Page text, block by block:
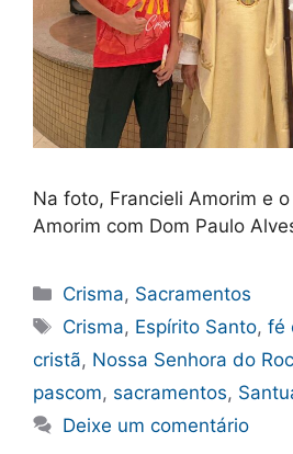
Na foto, Francieli Amorim e
Amorim com Dom Paulo
Categorias
Crisma, Sacramentos
Tags
Crisma, Espírito Santo,fé
cristã, Nossa Senhora do
pascom, sacramentos,
Deixe um comentário